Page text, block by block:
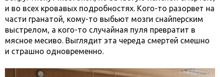
и во всех кровавых подробностях. Кого-то разорвет на
части гранатой, кому-то выбьют мозги снайперским
выстрелом, а кого-то случайная пуля превратит в
мясное месиво. Выглядит эта череда смертей смешно
и страшно одновременно.